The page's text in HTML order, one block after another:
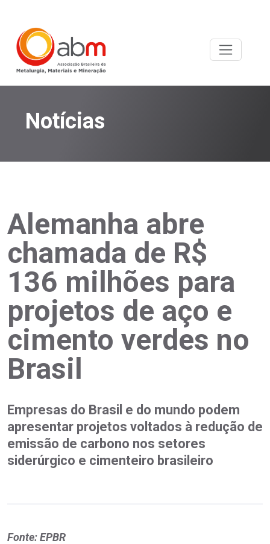
Notícias
Alemanha abre
chamada de R$
136 milhões para
projetos de aço e
cimento verdes no
Brasil
Empresas do Brasil e do mundo podem
apresentar projetos voltados à redução de
emissão de carbono nos setores
siderúrgico e cimenteiro brasileiro
Fonte: EPBR